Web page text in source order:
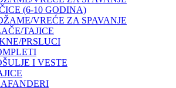
(6-10 GODINA)
VREĆE ZA SPAVANJE
TAJICE
PRSLUCI
I VESTE